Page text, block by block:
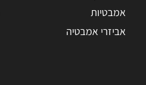
אמבטיות
אביזרי אמבטיה